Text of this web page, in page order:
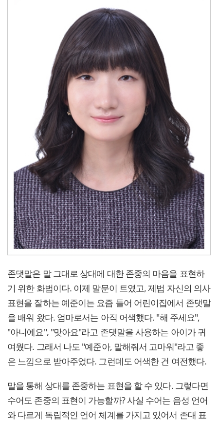
존댓말은 말 그대로 상대에 대한 존중의 마음을 표현하
기 위한 화법이다. 이제 말문이 트였고, 제법 자신의 의사
표현을 잘하는 예준이는 요즘 들어 어린이집에서 존댓말
을 배워 왔다. 엄마로서는 아직 어색했다. "해 주세요",
"아니에요", "맞아요"라고 존댓말을 사용하는 아이가 귀
여웠다. 그래서 나도 "예준아, 말해줘서 고마워"라고 좋
은 느낌으로 받아주었다. 그런데도 어색한 건 여전했다.
말을 통해 상대를 존중하는 표현을 할 수 있다. 그렇다면
수어도 존중의 표현이 가능할까? 사실 수어는 음성 언어
와 다르게 독립적인 언어 체계를 가지고 있어서 존대 표